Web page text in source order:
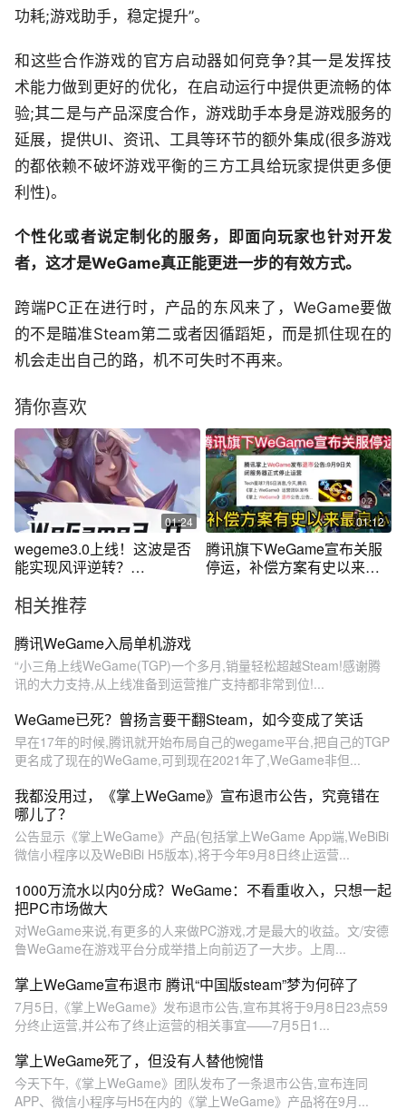
功耗;游戏助手，稳定提升”。
和这些合作游戏的官方启动器如何竞争?其一是发挥技
术能力做到更好的优化，在启动运行中提供更流畅的体
验;其二是与产品深度合作，游戏助手本身是游戏服务的
延展，提供UI、资讯、工具等环节的额外集成(很多游戏
的都依赖不破坏游戏平衡的三方工具给玩家提供更多便
利性)。
个性化或者说定制化的服务，即面向玩家也针对开发
者，这才是WeGame真正能更进一步的有效方式。
跨端PC正在进行时，产品的东风来了，WeGame要做
的不是瞄准Steam第二或者因循蹈矩，而是抓住现在的
机会走出自己的路，机不可失时不再来。
猜你喜欢
01:24
wegeme3.0上线！这波是否
能实现风评逆转？
发 #WeGame #游戏 #版本更
新 #WeGame平台
01:12
腾讯旗下WeGame宣布关服
停运，补偿方案有史以来最
相关推荐
腾讯WeGame入局单机游戏
“小三角上线WeGame(TGP)一个多月,销量轻松超越Steam!感谢腾
讯的大力支持,从上线准备到运营推广支持都非常到位!...
WeGame已死？曾扬言要干翻Steam，如今变成了笑话
早在17年的时候,腾讯就开始布局自己的wegame平台,把自己的TGP
更名成了现在的WeGame,可到现在2021年了,WeGame非但...
我都没用过，《掌上WeGame》宣布退市公告，究竟错在
哪儿了？
公告显示《掌上WeGame》产品(包括掌上WeGame App端,WeBiBi
微信小程序以及WeBiBi H5版本),将于今年9月8日终止运营...
1000万流水以内0分成？WeGame：不看重收入，只想一起
把PC市场做大
对WeGame来说,有更多的人来做PC游戏,才是最大的收益。文/安德
鲁WeGame在游戏平台分成举措上向前迈了一大步。上周...
掌上WeGame宣布退市 腾讯“中国版steam”梦为何碎了
7月5日,《掌上WeGame》发布退市公告,宣布其将于9月8日23点59
分终止运营,并公布了终止运营的相关事宜——7月5日1...
掌上WeGame死了，但没有人替他惋惜
今天下午,《掌上WeGame》团队发布了一条退市公告,宣布连同
APP、微信小程序与H5在内的《掌上WeGame》产品将在9月...